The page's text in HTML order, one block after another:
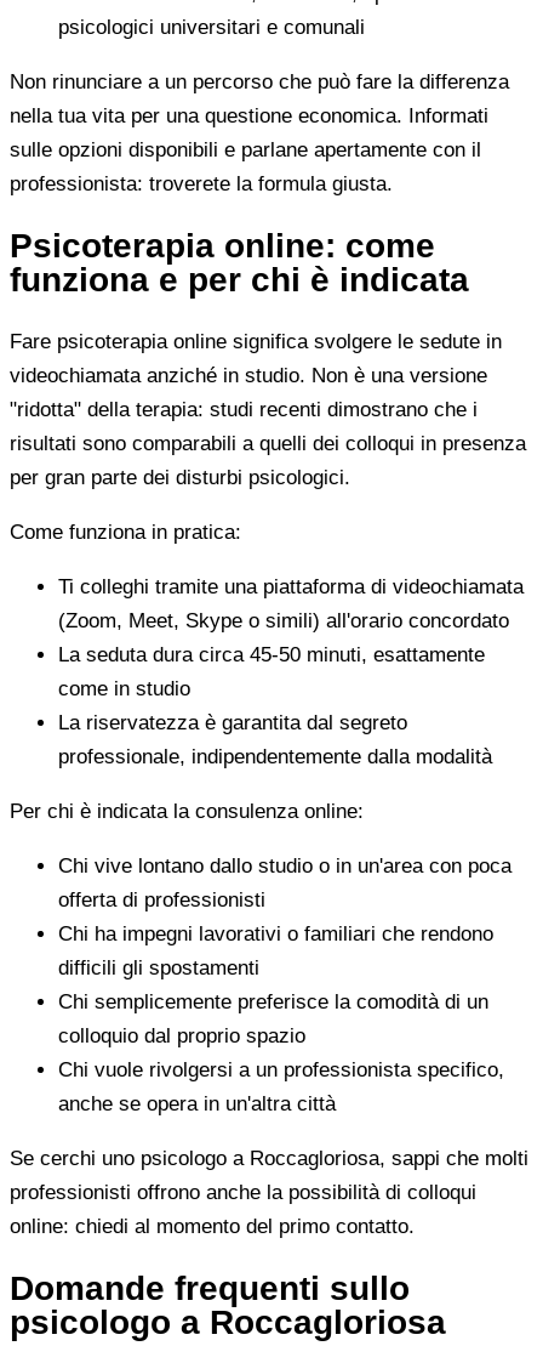
psicologici universitari e comunali
Non rinunciare a un percorso che può fare la differenza
nella tua vita per una questione economica. Informati
sulle opzioni disponibili e parlane apertamente con il
professionista: troverete la formula giusta.
Psicoterapia online: come
funziona e per chi è indicata
Fare psicoterapia online significa svolgere le sedute in
videochiamata anziché in studio. Non è una versione
"ridotta" della terapia: studi recenti dimostrano che i
risultati sono comparabili a quelli dei colloqui in presenza
per gran parte dei disturbi psicologici.
Come funziona in pratica:
Ti colleghi tramite una piattaforma di videochiamata
(Zoom, Meet, Skype o simili) all'orario concordato
La seduta dura circa 45-50 minuti, esattamente
come in studio
La riservatezza è garantita dal segreto
professionale, indipendentemente dalla modalità
Per chi è indicata la consulenza online:
Chi vive lontano dallo studio o in un'area con poca
offerta di professionisti
Chi ha impegni lavorativi o familiari che rendono
difficili gli spostamenti
Chi semplicemente preferisce la comodità di un
colloquio dal proprio spazio
Chi vuole rivolgersi a un professionista specifico,
anche se opera in un'altra città
Se cerchi uno psicologo a Roccagloriosa, sappi che molti
professionisti offrono anche la possibilità di colloqui
online: chiedi al momento del primo contatto.
Domande frequenti sullo
psicologo a Roccagloriosa